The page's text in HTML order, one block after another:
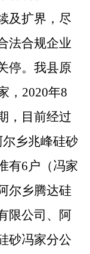
及扩界，尽
法合规企业
停。我县原
，2020年8
，目前经过
乡兆峰硅砂
有6户（冯家
尔乡腾达硅
限公司、阿
砂冯家分公